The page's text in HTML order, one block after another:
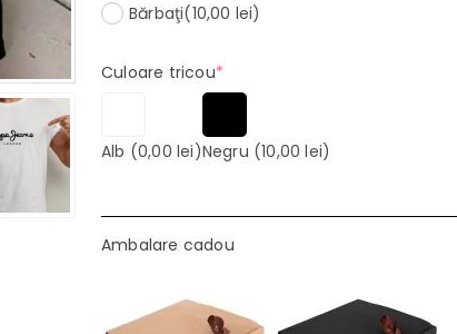
Bărbaţi(10,00 lei)
Culoare tricou*(required)
Alb (0,00 lei)Negru (10,00 lei)
Ambalare cadou